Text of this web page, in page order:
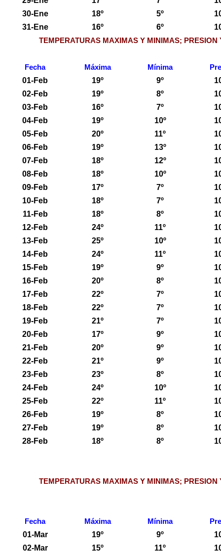
30-Ene
18º 5º
31-Ene
16º 6º
TEMPERATURAS MAXIMAS Y MINIMAS; PRESION
Fecha Máxima Mínima
01-Feb 19º 9º
02-Feb
19º 8º
03-Feb
16º 7º
04-Feb
19º 10º
05-Feb
20º 11º
06-Feb
19º 13º
07-Feb
18º 12º
08-Feb
18º 10º
09-Feb
17º 7º
10-Feb
18º 7º
11-Feb
18º 8º
12-Feb
24º 11º
13-Feb
25º 10º
14-Feb
24º 11º
15-Feb
19º 9º
16-Feb
20º 8º
17-Feb
22º 7º
18-Feb
22º 7º
19-Feb
21º 7º
20-Feb
17º 9º
21-Feb
20º 9º
22-Feb
21º 9º
23-Feb
23º 8º
24-Feb
24º 10º
25-Feb
22º 11º
26-Feb
19º 8º
27-Feb
19º 8º
28-Feb
18º 8º
TEMPERATURAS MAXIMAS Y MINIMAS; PRESION
Fecha Máxima Mínima
01-Mar 19º 9º
02-Mar
15º 11º